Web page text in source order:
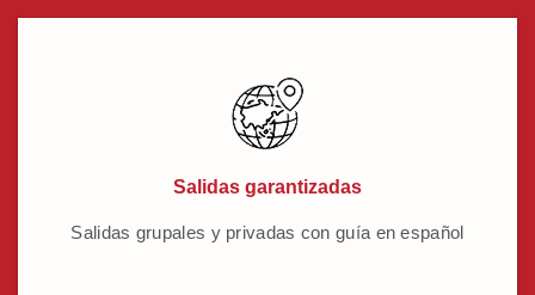
Salidas garantizadas
Salidas grupales y privadas con guía en español